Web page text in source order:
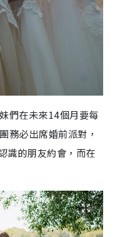
們在未來14個月要每
務必出席婚前派對，
識的朋友約會，而在